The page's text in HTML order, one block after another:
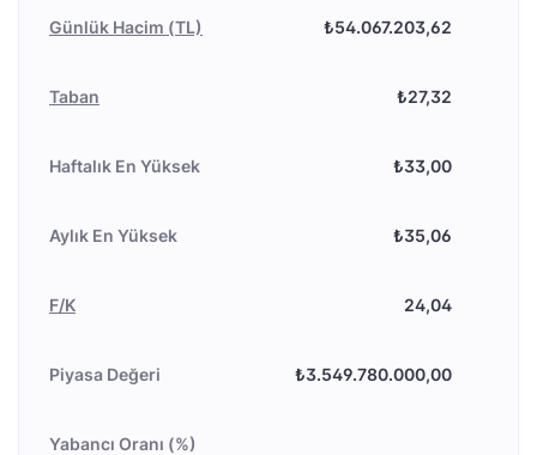
Günlük Hacim (TL) ₺54.067.203,62
Taban ₺27,32
Haftalık En Yüksek ₺33,00
Aylık En Yüksek ₺35,06
F/K 24,04
Piyasa Değeri ₺3.549.780.000,00
Yabancı Oranı (%)